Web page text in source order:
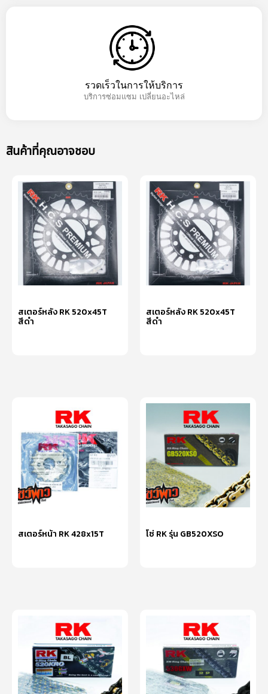
รวดเร็วในการให้บริการ
บริการซ่อมแซม เปลี่ยนอะไหล่
สินค้าที่คุณอาจชอบ
สเตอร์หลัง RK 520x45T
สีดำ
สเตอร์หลัง RK 520x45T
สีดำ
สเตอร์หน้า RK 428x15T โซ่ RK รุ่น GB520XSO